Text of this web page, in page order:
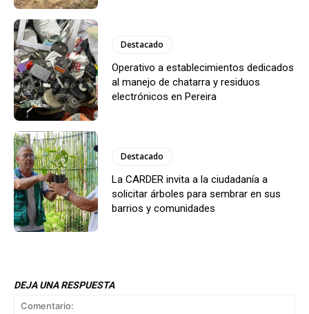
Destacado
Operativo a establecimientos dedicados
al manejo de chatarra y residuos
electrónicos en Pereira
Destacado
La CARDER invita a la ciudadanía a
solicitar árboles para sembrar en sus
barrios y comunidades
DEJA UNA RESPUESTA